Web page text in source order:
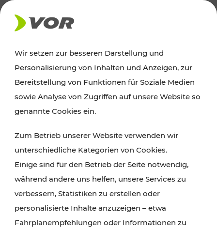
AKTUELLES
News
Alle wichtigen Meldungen zu Fahrplanänderungen,
finden Sie hier im Überblick.
Wir setzen zur besseren Darstellung und
Personalisierung von Inhalten und Anzeigen, zur
Bereitstellung von Funktionen für Soziale Medien
sowie Analyse von Zugriffen auf unsere Website so
genannte Cookies ein.
Zum Betrieb unserer Website verwenden wir
unterschiedliche Kategorien von Cookies.
Einige sind für den Betrieb der Seite notwendig,
während andere uns helfen, unsere Services zu
verbessern, Statistiken zu erstellen oder
personalisierte Inhalte anzuzeigen – etwa
Fahrplanempfehlungen oder Informationen zu